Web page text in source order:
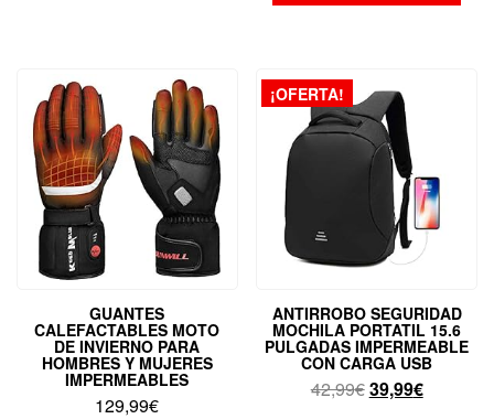
GUANTES
CALEFACTABLES MOTO
DE INVIERNO PARA
HOMBRES Y MUJERES
IMPERMEABLES
129,99€
¡OFERTA!
ANTIRROBO SEGURIDAD
MOCHILA PORTATIL 15.6
PULGADAS IMPERMEABLE
CON CARGA USB
42,99€El
39,99€El